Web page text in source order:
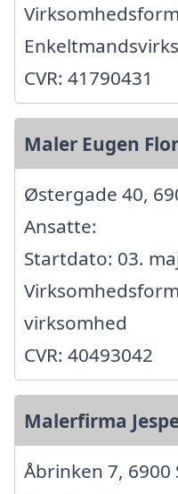
CVR: 41790431
Maler Eugen
Østergade 40,
Ansatte:
Startdato: 03.
virksomhed
CVR: 40493042
Malerfirma
Åbrinken 7, 6900